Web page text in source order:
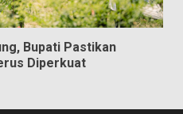
Bupati Pastikan
Diperkuat